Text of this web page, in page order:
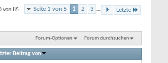
Seite 1 von 5 1 2 3 ... Letzte
von 85
Forum-Optionen Forum durchsuchen
Beitrag von